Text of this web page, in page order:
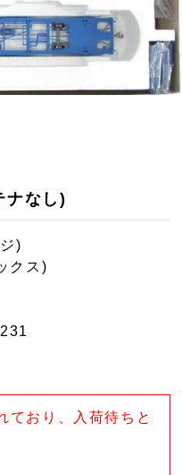
ナなし)
)
クス)
ており、入荷待ちと